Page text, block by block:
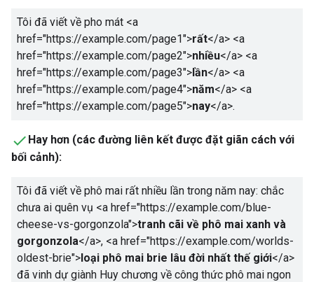
Tôi đã viết về pho mát <a
href="https://example.com/page1">rất</a> <a
href="https://example.com/page2">nhiều</a> <a
href="https://example.com/page3">lần</a> <a
href="https://example.com/page4">năm</a> <a
href="https://example.com/page5">nay</a>.
Hay hơn (các đường liên kết được đặt giãn cách với
bối cảnh):
Tôi đã viết về phô mai rất nhiều lần trong năm nay: chắc
chưa ai quên vụ <a href="https://example.com/blue-
cheese-vs-gorgonzola">tranh cãi về phô mai xanh và
gorgonzola</a>, <a href="https://example.com/worlds-
oldest-brie">loại phô mai brie lâu đời nhất thế giới</a>
đã vinh dự giành Huy chương về công thức phô mai ngon